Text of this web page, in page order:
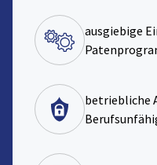
ausgiebige
betriebliche